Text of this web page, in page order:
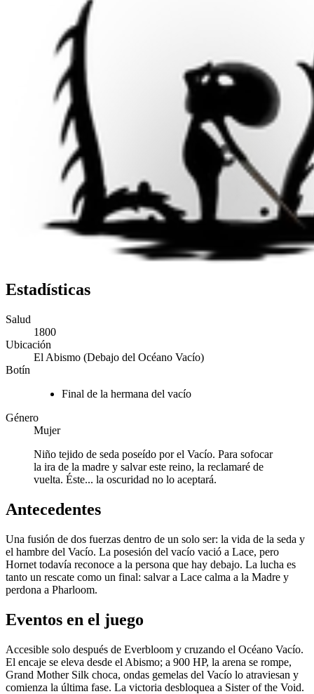
Estadísticas
Salud
1800
Ubicación
El Abismo (Debajo del Océano Vacío)
Botín
Final de la hermana del vacío
Género
Mujer
Niño tejido de seda poseído por el Vacío. Para sofocar
la ira de la madre y salvar este reino, la reclamaré de
vuelta. Éste... la oscuridad no lo aceptará.
Antecedentes
Una fusión de dos fuerzas dentro de un solo ser: la vida de la seda y
el hambre del Vacío. La posesión del vacío vació a Lace, pero
Hornet todavía reconoce a la persona que hay debajo. La lucha es
tanto un rescate como un final: salvar a Lace calma a la Madre y
perdona a Pharloom.
Eventos en el juego
Accesible solo después de Everbloom y cruzando el Océano Vacío.
El encaje se eleva desde el Abismo; a 900 HP, la arena se rompe,
Grand Mother Silk choca, ondas gemelas del Vacío lo atraviesan y
comienza la última fase. La victoria desbloquea a Sister of the Void.